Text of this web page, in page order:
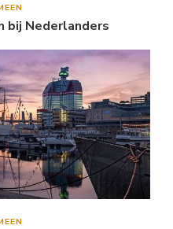
bij Nederlanders